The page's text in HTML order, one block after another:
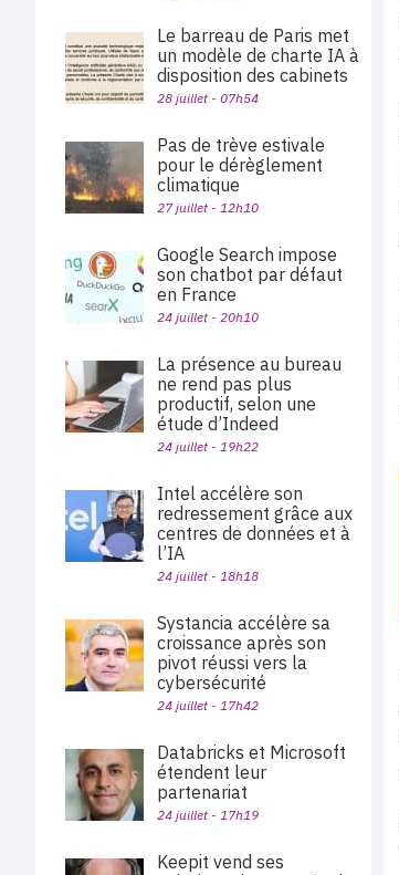
Le barreau de Paris met
un modèle de charte IA à
disposition des cabinets
28 juillet - 07h54
Pas de trève estivale
pour le dérèglement
climatique
27 juillet - 12h10
Google Search impose
son chatbot par défaut
en France
24 juillet - 20h10
La présence au bureau
ne rend pas plus
productif, selon une
étude d’Indeed
24 juillet - 19h22
Intel accélère son
redressement grâce aux
centres de données et à
l’IA
24 juillet - 18h18
Systancia accélère sa
croissance après son
pivot réussi vers la
cybersécurité
24 juillet - 17h42
Databricks et Microsoft
étendent leur
partenariat
24 juillet - 17h19
Keepit vend ses